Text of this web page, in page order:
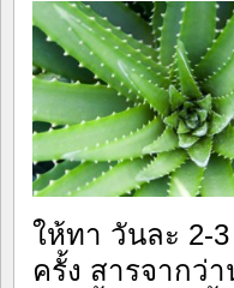
ให้ทา วันละ 2-
ครั้ง สารจากว่